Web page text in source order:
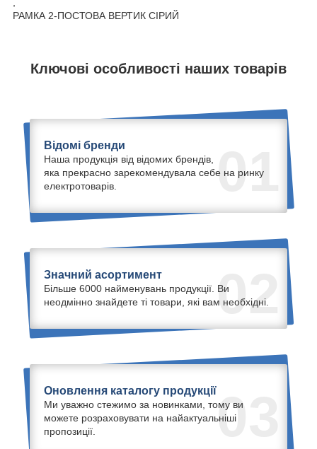
РАМКА 2-ПОСТОВА ВЕРТИК СІРИЙ
Ключові особливості наших товарів
01
Відомі бренди
Наша продукція від відомих брендів,
яка прекрасно зарекомендувала себе на ринку
електротоварів.
02
Значний асортимент
Більше 6000 найменувань продукції. Ви
неодмінно знайдете ті товари, які вам необхідні.
03
Оновлення каталогу продукції
Ми уважно стежимо за новинками, тому ви
можете розраховувати на найактуальніші
пропозиції.